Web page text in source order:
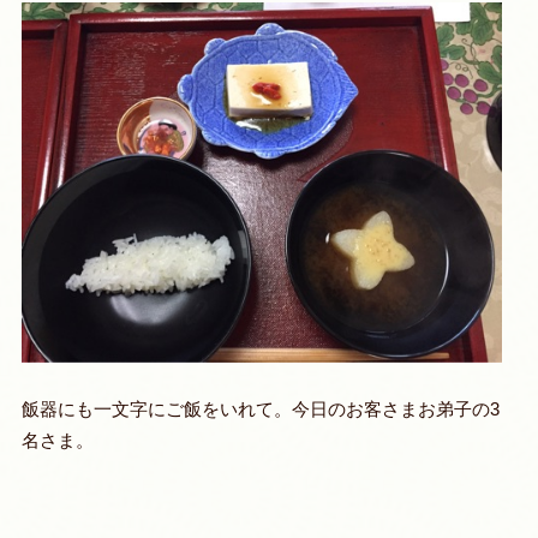
飯器にも一文字にご飯をいれて。今日のお客さまお弟子の3
名さま。